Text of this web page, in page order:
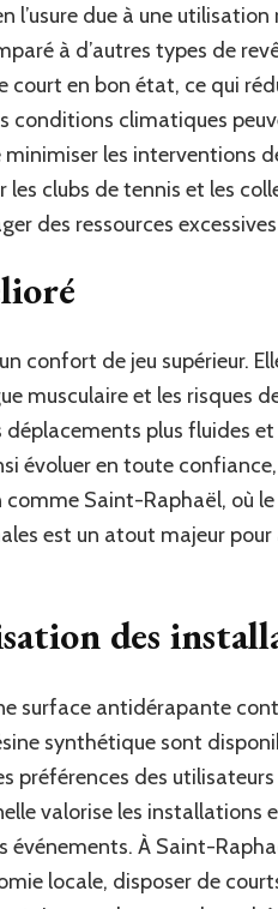
due à une utilisation
à d’autres types de
en bon état, ce qui
conditions climatiques
les interventions
clubs de tennis et les
des ressources
confort de jeu supérieur.
musculaire et les risques
plus fluides
évoluer en toute
comme Saint-Raphaël, où
est un atout majeur
des
surface antidérapante
synthétique sont
préférences des
valorise les installations
À Saint-
locale, disposer de